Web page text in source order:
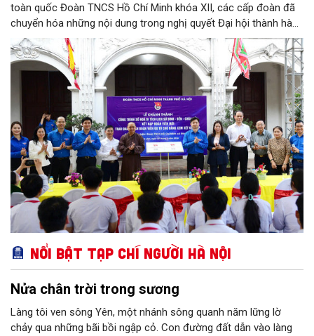
toàn quốc Đoàn TNCS Hồ Chí Minh khóa XII, các cấp đoàn đã
chuyển hóa những nội dung trong nghị quyết Đại hội thành hành
động cụ thể và đạt được nhiều kết quả nổi bật.
Nổi bật Tạp chí Người Hà Nội
Nửa chân trời trong sương
Làng tôi ven sông Yên, một nhánh sông quanh năm lững lờ
chảy qua những bãi bồi ngập cỏ. Con đường đất dẫn vào làng